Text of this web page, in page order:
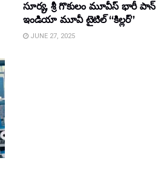
సూర్య, శ్రీ గొకులం మూవీస్‌ భారీ పాన్‌
ఇండియా మూవీ టైటిల్ “కిల్లర్”
JUNE 27, 2025